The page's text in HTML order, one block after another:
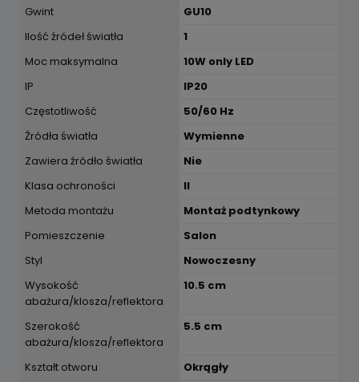
Gwint
GU10
Ilość źródeł światła
1
Moc maksymalna
10W only LED
IP
IP20
Częstotliwość
50/60 Hz
Źródła światła
Wymienne
Zawiera źródło światła
Nie
Klasa ochroności
II
Metoda montażu
Montaż podtynkowy
Pomieszczenie
Salon
Styl
Nowoczesny
Wysokość
abażura/klosza/reflektora
10.5 cm
Szerokość
abażura/klosza/reflektora
5.5 cm
Kształt otworu
Okrągły